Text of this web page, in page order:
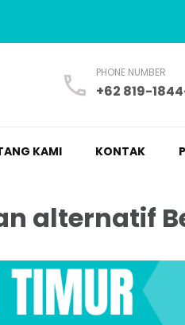
PHONE NUMBER
+62 819-
KAMI KONTAK
alternatif